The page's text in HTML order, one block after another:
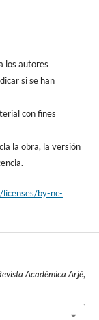
los autores
si se han
con fines
la obra, la versión
by-nc-
Académica Arjé,